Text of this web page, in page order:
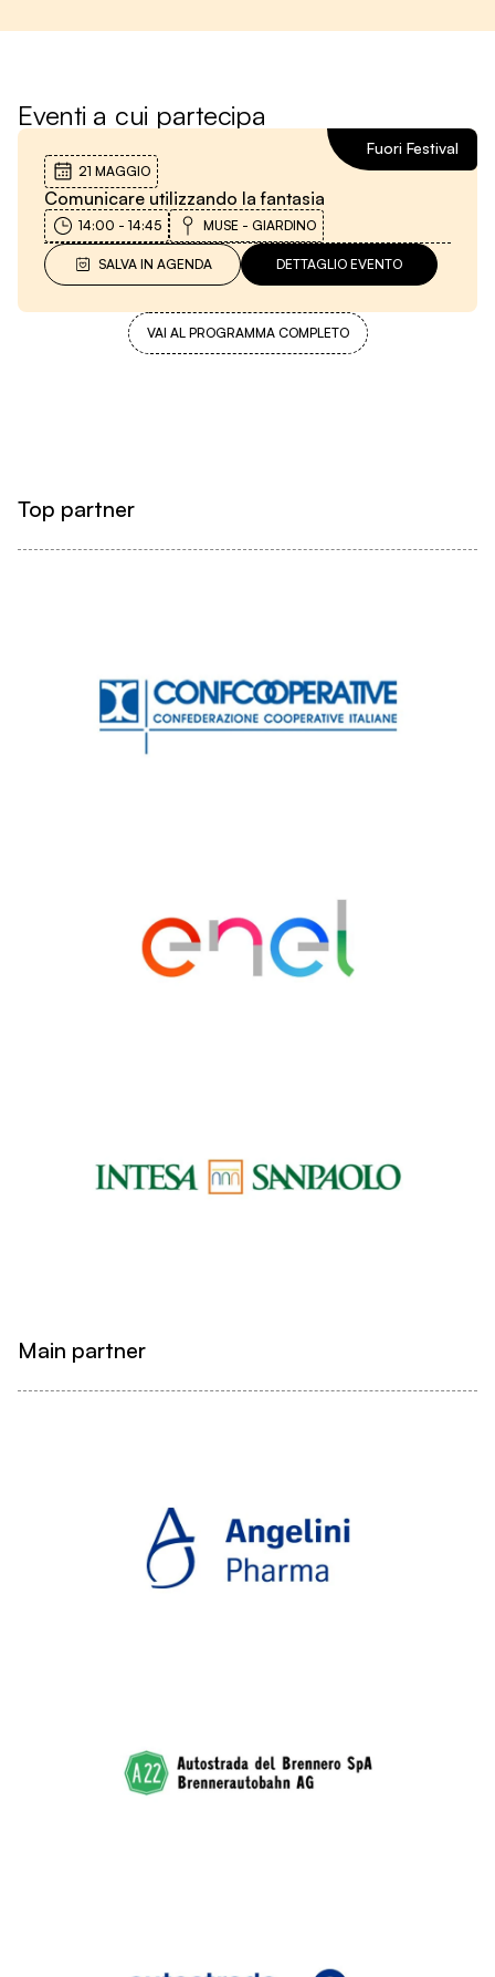
Eventi a cui partecipa
21 MAGGIO
Comunicare utilizzando la fantasia
Fuori Festival
14:00 - 14:45 MUSE - GIARDINO
SALVA IN AGENDA DETTAGLIO EVENTO
VAI AL PROGRAMMA COMPLETO
Top partner
Main partner